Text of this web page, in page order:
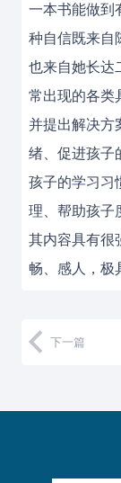
一本书能做到
种自信既来自
也来自她长达
常出现的各类
并提出解决方
绪、促进孩子
孩子的学习习
理、帮助孩子
其内容具有很
畅、感人，极
下一篇